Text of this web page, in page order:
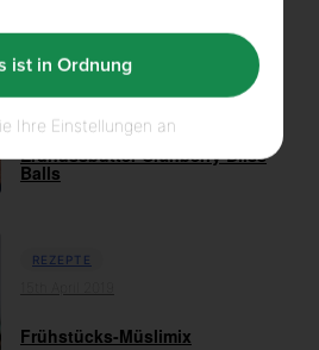
Erdnussbutter Cranberry Bliss
Balls
REZEPTE
Frühstücks-Müslimix
Ihre Einstellungen an
ist in Ordnung